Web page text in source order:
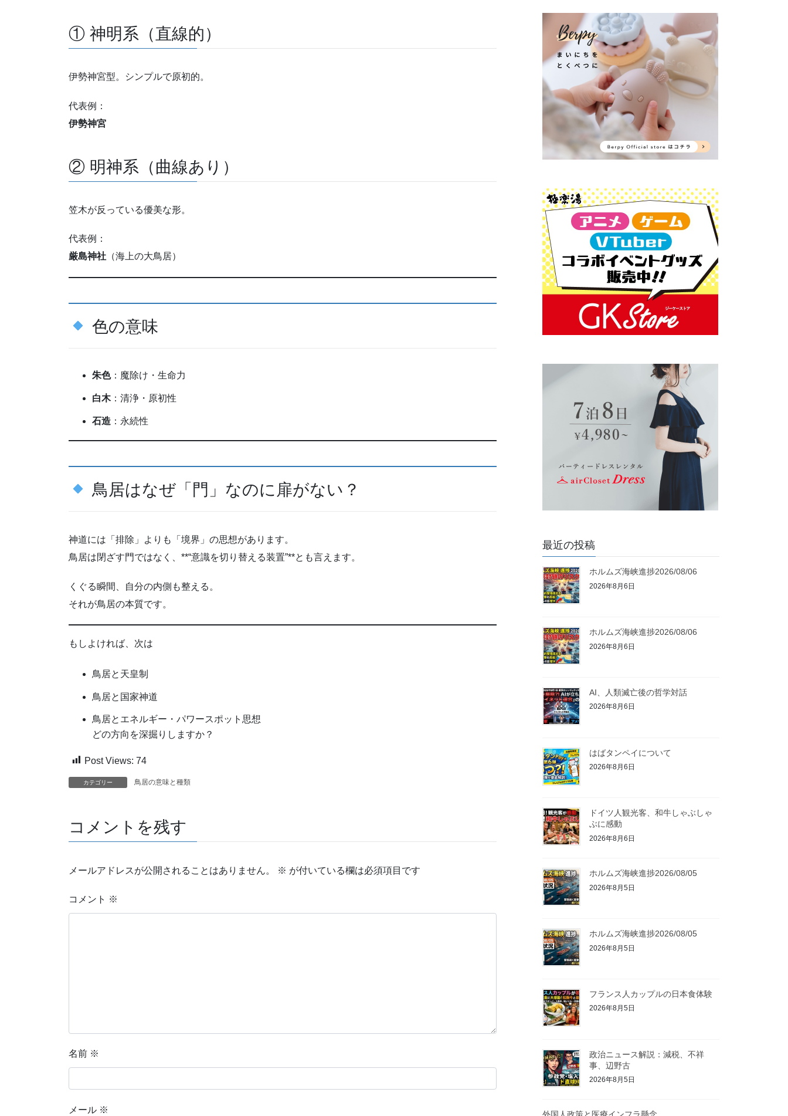
① 神明系（直線的）
伊勢神宮型。シンプルで原初的。
代表例：
伊勢神宮
② 明神系（曲線あり）
笠木が反っている優美な形。
代表例：
厳島神社 （海上の大鳥居）
色の意味
朱色：魔除け・生命力
白木：清浄・原初性
石造 ：永続性
鳥居はなぜ「門」なのに扉がない？
神道には「排除」よりも「境界」の思想があります。
鳥居は閉ざす門ではなく、**“意識を切り替える装置”**とも言えます。
くぐる瞬間、自分の内側も整える。
それが鳥居の本質です。
もしよければ、次は
鳥居と天皇制
鳥居と国家神道
鳥居とエネルギー・パワースポット思想
どの方向を深掘りしますか？
Post Views: 74
カテゴリー 鳥居の意味と種類
コメントを残す
メールアドレスが公開されることはありません。 ※ が付いている欄は必須項目です
コメント ※
名前 ※
メール ※
最近の投稿
ホルムズ海峡進捗2026/08/06
2026年8月6日
ホルムズ海峡進捗2026/08/06
2026年8月6日
AI、人類滅亡後の哲学対話
2026年8月6日
はばタンペイについて
2026年8月6日
ドイツ人観光客、和牛しゃぶしゃ
ぶに感動
2026年8月6日
ホルムズ海峡進捗2026/08/05
2026年8月5日
ホルムズ海峡進捗2026/08/05
2026年8月5日
フランス人カップルの日本食体験
2026年8月5日
政治ニュース解説：減税、不祥
事、辺野古
2026年8月5日